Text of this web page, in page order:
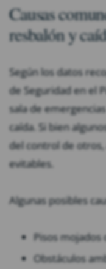
Causas
resbalón y
Según los datos
de Seguridad en el
sala de
caída. Si bien
del control de
evitables.
Algunas posibles
Pisos mojados
Obstáculos